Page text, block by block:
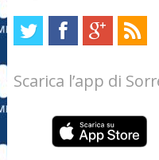
Scarica l’app di